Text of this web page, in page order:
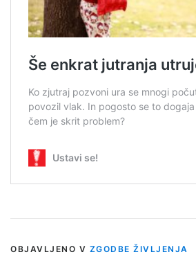
OBJAVLJENO V ZGODBE ŽIVLJENJA